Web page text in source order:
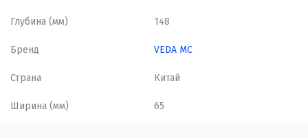
Глубина (мм) 148
Бренд VEDA MC
Страна Китай
Ширина (мм) 65